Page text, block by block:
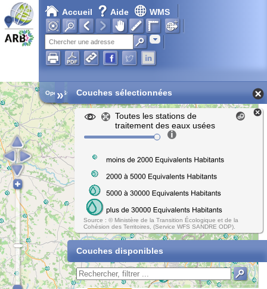
Accueil Aide WMS
Adresse
Open Street Map
» Couches sélectionnées
Toutes les stations de
traitement des eaux usées
Source : © Ministère de la Transition Écologique et de la
Cohésion des Territoires, (Service WFS SANDRE ODP).
Couches disponibles